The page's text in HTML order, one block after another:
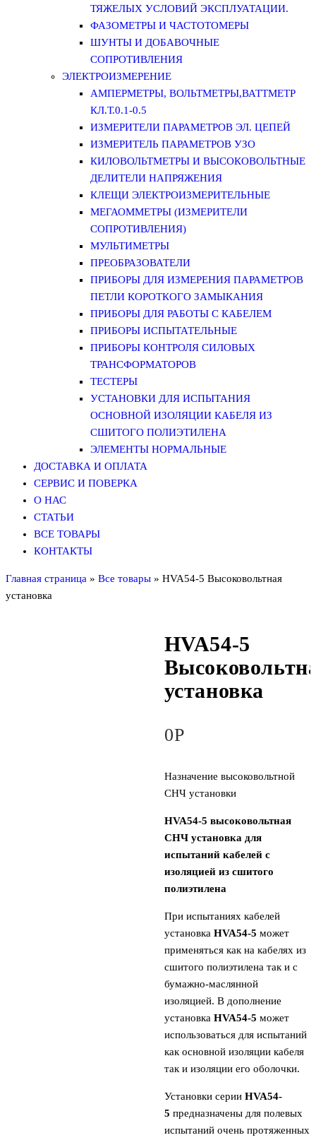
ТЯЖЕЛЫХ УСЛОВИЙ ЭКСПЛУАТАЦИИ.
ФАЗОМЕТРЫ И ЧАСТОТОМЕРЫ
ШУНТЫ И ДОБАВОЧНЫЕ
СОПРОТИВЛЕНИЯ
ЭЛЕКТРОИЗМЕРЕНИЕ
АМПЕРМЕТРЫ, ВОЛЬТМЕТРЫ,ВАТТМЕТР
КЛ.Т.0.1-0.5
ИЗМЕРИТЕЛИ ПАРАМЕТРОВ ЭЛ. ЦЕПЕЙ
ИЗМЕРИТЕЛЬ ПАРАМЕТРОВ УЗО
КИЛОВОЛЬТМЕТРЫ И ВЫСОКОВОЛЬТНЫЕ
ДЕЛИТЕЛИ НАПРЯЖЕНИЯ
КЛЕЩИ ЭЛЕКТРОИЗМЕРИТЕЛЬНЫЕ
МЕГАОММЕТРЫ (ИЗМЕРИТЕЛИ
СОПРОТИВЛЕНИЯ)
МУЛЬТИМЕТРЫ
ПРЕОБРАЗОВАТЕЛИ
ПРИБОРЫ ДЛЯ ИЗМЕРЕНИЯ ПАРАМЕТРОВ
ПЕТЛИ КОРОТКОГО ЗАМЫКАНИЯ
ПРИБОРЫ ДЛЯ РАБОТЫ С КАБЕЛЕМ
ПРИБОРЫ ИСПЫТАТЕЛЬНЫЕ
ПРИБОРЫ КОНТРОЛЯ СИЛОВЫХ
ТРАНСФОРМАТОРОВ
ТЕСТЕРЫ
УСТАНОВКИ ДЛЯ ИСПЫТАНИЯ
ОСНОВНОЙ ИЗОЛЯЦИИ КАБЕЛЯ ИЗ
СШИТОГО ПОЛИЭТИЛЕНА
ЭЛЕМЕНТЫ НОРМАЛЬНЫЕ
ДОСТАВКА И ОПЛАТА
СЕРВИС И ПОВЕРКА
О НАС
СТАТЬИ
ВСЕ ТОВАРЫ
КОНТАКТЫ
Главная страница » Все товары » HVA54-5 Высоковольтная
установка
HVA54-5
установка
0Р
Назначение высоковольтной
СНЧ установки
HVA54-5 высоковольтная
СНЧ установка для
испытаний кабелей с
изоляцией из сшитого
полиэтилена
При испытаниях кабелей
установка HVA54-5 может
применяться как на кабелях из
сшитого полиэтилена так и с
бумажно-маслянной
изоляцией. В дополнение
установка HVA54-5 может
использоваться для испытаний
как основной изоляции кабеля
так и изоляции его оболочки.
Установки серии HVA54-
5 предназначены для полевых
испытаний очень протяженных